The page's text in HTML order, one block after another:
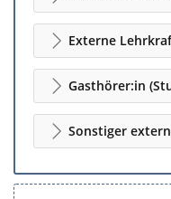
Externe
Gasthörer:in
Sonstiger